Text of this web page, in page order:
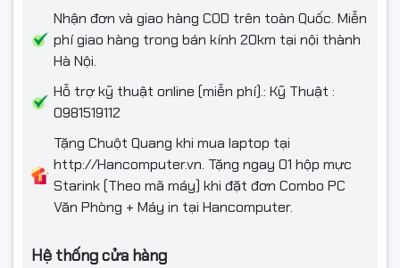
Nhận đơn và giao hàng COD trên toàn Quốc. Miễn
phí giao hàng trong bán kính 20km tại nội thành
Hà Nội.
Hỗ trợ kỹ thuật online (miễn phí).: Kỹ Thuật :
0981519112
Tặng Chuột Quang khi mua laptop tại
http://Hancomputer.vn. Tặng ngay 01 hộp mực
Starink (Theo mã máy) khi đặt đơn Combo PC
Văn Phòng + Máy in tại Hancomputer.
Hệ thống cửa hàng